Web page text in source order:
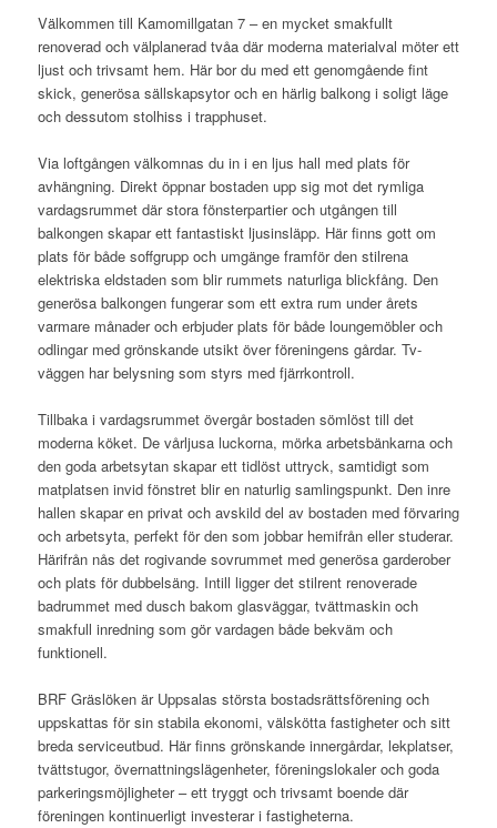
Välkommen till Kamomillgatan 7 – en mycket smakfullt
renoverad och välplanerad tvåa där moderna materialval möter ett
ljust och trivsamt hem. Här bor du med ett genomgående fint
skick, generösa sällskapsytor och en härlig balkong i soligt läge
och dessutom stolhiss i trapphuset.
Via loftgången välkomnas du in i en ljus hall med plats för
avhängning. Direkt öppnar bostaden upp sig mot det rymliga
vardagsrummet där stora fönsterpartier och utgången till
balkongen skapar ett fantastiskt ljusinsläpp. Här finns gott om
plats för både soffgrupp och umgänge framför den stilrena
elektriska eldstaden som blir rummets naturliga blickfång. Den
generösa balkongen fungerar som ett extra rum under årets
varmare månader och erbjuder plats för både loungemöbler och
odlingar med grönskande utsikt över föreningens gårdar. Tv-
väggen har belysning som styrs med fjärrkontroll.
Tillbaka i vardagsrummet övergår bostaden sömlöst till det
moderna köket. De vårljusa luckorna, mörka arbetsbänkarna och
den goda arbetsytan skapar ett tidlöst uttryck, samtidigt som
matplatsen invid fönstret blir en naturlig samlingspunkt. Den inre
hallen skapar en privat och avskild del av bostaden med förvaring
och arbetsyta, perfekt för den som jobbar hemifrån eller studerar.
Härifrån nås det rogivande sovrummet med generösa garderober
och plats för dubbelsäng. Intill ligger det stilrent renoverade
badrummet med dusch bakom glasväggar, tvättmaskin och
smakfull inredning som gör vardagen både bekväm och
funktionell.
BRF Gräslöken är Uppsalas största bostadsrättsförening och
uppskattas för sin stabila ekonomi, välskötta fastigheter och sitt
breda serviceutbud. Här finns grönskande innergårdar, lekplatser,
tvättstugor, övernattningslägenheter, föreningslokaler och goda
parkeringsmöjligheter – ett tryggt och trivsamt boende där
föreningen kontinuerligt investerar i fastigheterna.